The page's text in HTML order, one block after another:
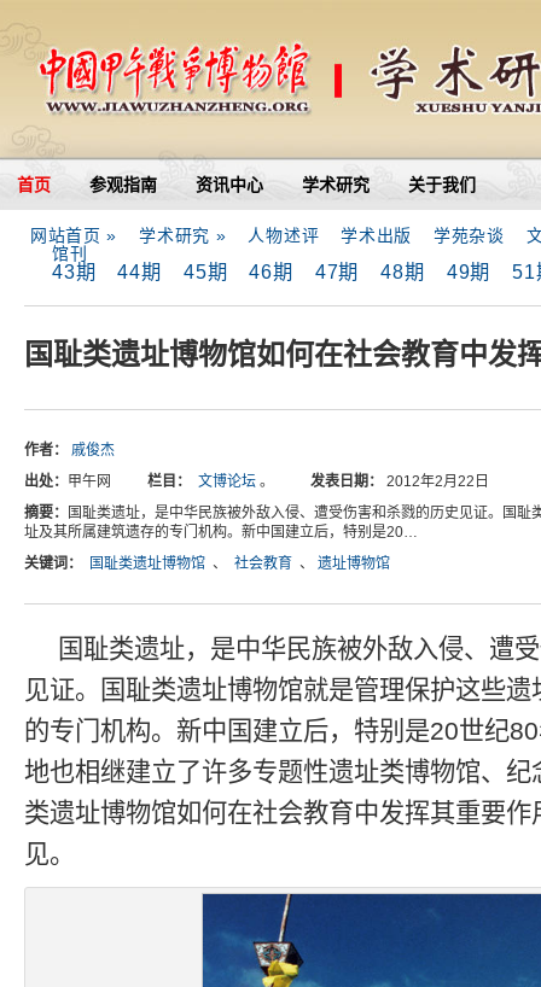
首页 参观指南 资讯中心 学术研究 关于我们
网站首页 » 学术研究 » 人物述评 学术出版 学苑杂谈
馆刊
43期 44期 45期 46期 47期 48期 49期 51
国耻类遗址博物馆如何在社会教育中发
作者：
戚俊杰
出处： 甲午网 栏目： 文博论坛 。 发表日期：
2012年2月22日
摘要：
国耻类遗址，是中华民族被外敌入侵、遭受伤害和杀戮的历史见证。国耻
址及其所属建筑遗存的专门机构。新中国建立后，特别是20…
关键词：
国耻类遗址博物馆 、 社会教育 、 遗址博物馆
国耻类遗址，是中华民族被外敌入侵、遭
见证。国耻类遗址博物馆就是管理保护这些
的专门机构。新中国建立后，特别是20世纪
地也相继建立了许多专题性遗址类博物馆、
类遗址博物馆如何在社会教育中发挥其重要
见。